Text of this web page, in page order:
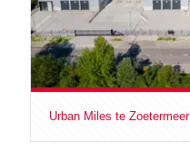
Urban Miles te Zoetermeer